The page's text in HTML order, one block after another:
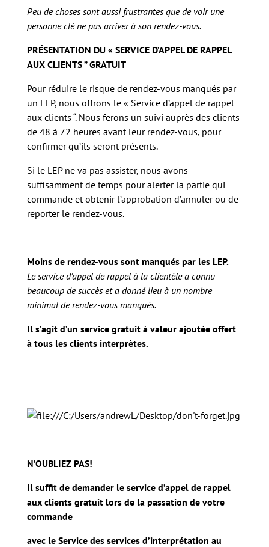
Peu de choses sont aussi frustrantes que de voir une
personne clé ne pas arriver à son rendez-vous.
PRÉSENTATION DU « SERVICE D’APPEL DE RAPPEL
AUX CLIENTS ” GRATUIT
Pour réduire le risque de rendez-vous manqués par
un LEP, nous offrons le « Service d’appel de rappel
aux clients “. Nous ferons un suivi auprès des clients
de 48 à 72 heures avant leur rendez-vous, pour
confirmer qu’ils seront présents.
Si le LEP ne va pas assister, nous avons
suffisamment de temps pour alerter la partie qui
commande et obtenir l’approbation d’annuler ou de
reporter le rendez-vous.
Moins de rendez-vous sont manqués par les LEP.
Le service d’appel de rappel à la clientèle a connu
beaucoup de succès et a donné lieu à un nombre
minimal de rendez-vous manqués.
Il s’agit d’un service gratuit à valeur ajoutée offert
à tous les clients interprètes.
N’OUBLIEZ PAS!
Il suffit de demander le service d’appel de rappel
aux clients gratuit lors de la passation de votre
commande
avec le Service des services d’interprétation au